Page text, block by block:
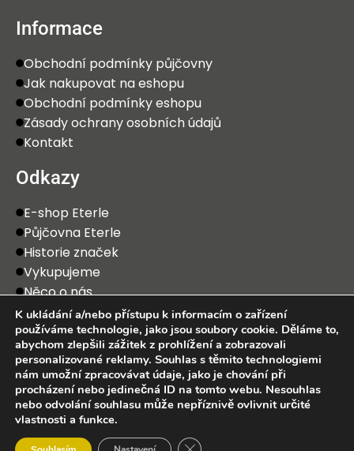
Informace
Obchodní podmínky půjčovny
Jak nakupovat na eshopu
Obchodní podmínky eshopu
Zásady ochrany osobních údajů
Kontakt
Odkazy
E-shop Eterle
Půjčovna Eterle
Historie značek
Vykupujeme
Něco o nás
2025 Eterle CZ, s.r.o. Všechna práva vyhrazena.
K ukládání a/nebo přístupu k informacím o zařízení
používáme technologie, jako jsou soubory cookie. Děláme to,
abychom zlepšili zážitek z prohlížení a zobrazovali
personalizované reklamy. Souhlas s těmito technologiemi
nám umožní zpracovávat údaje, jako je chování při
procházení nebo jedinečná ID na tomto webu. Nesouhlas
nebo odvolání souhlasu může nepříznivě ovlivnit určité
vlastnosti a funkce.
Zavřít cookie lištu GDPR